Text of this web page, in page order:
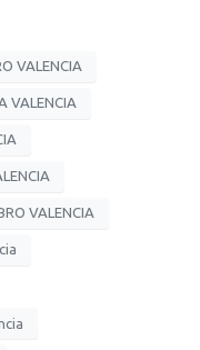
VALENCIA
VALENCIA
VALENCIA